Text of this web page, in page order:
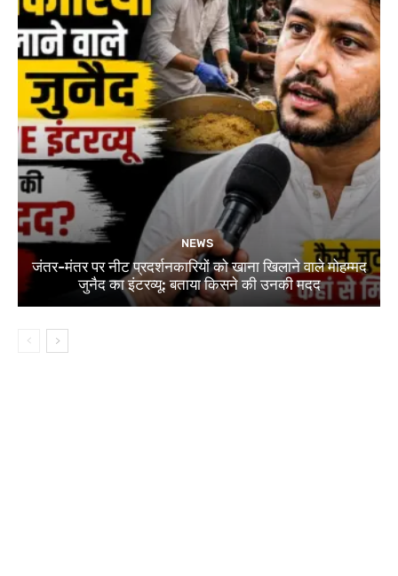
NEWS
जंतर-मंतर पर नीट प्रदर्शनकारियों को खाना खिलाने वाले मोहम्मद
जुनैद का इंटरव्यू: बताया किसने की उनकी मदद